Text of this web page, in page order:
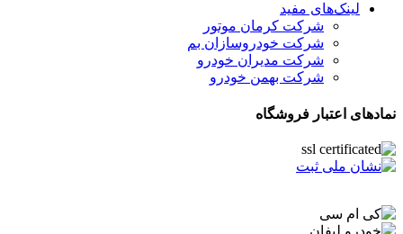
لینک‌های مفید
شرکت کرمان موتور
شرکت خودروسازان بم
شرکت مدیران خودرو
شرکت بهمن خودرو
نمادهای اعتبار فروشگاه